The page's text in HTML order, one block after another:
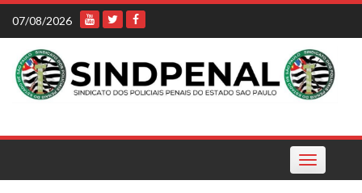
Skip
content
07/08/2026
Toggle
navigation